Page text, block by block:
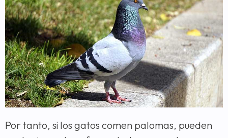
Por tanto, si los gatos comen palomas, pueden